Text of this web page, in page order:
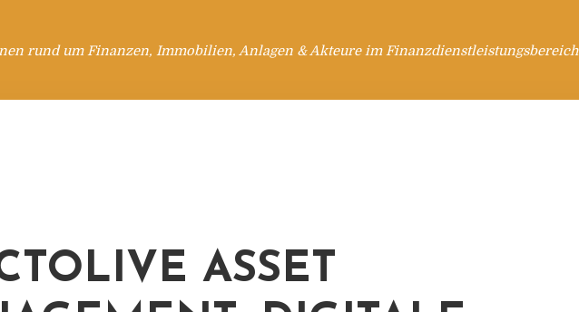
rund um Finanzen, Immobilien, Anlagen & Akteure im Finanzdienstleistungsbereich
ASSET